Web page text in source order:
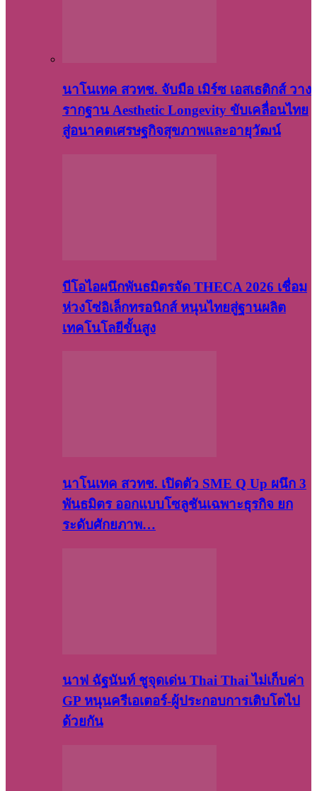
นาโนเทค สวทช. จับมือ เมิร์ซ เอสเธติกส์ วาง
รากฐาน Aesthetic Longevity ขับเคลื่อนไทย
สู่อนาคตเศรษฐกิจสุขภาพและอายุวัฒน์
บีโอไอผนึกพันธมิตรจัด THECA 2026 เชื่อม
ห่วงโซ่อิเล็กทรอนิกส์ หนุนไทยสู่ฐานผลิต
เทคโนโลยีขั้นสูง
นาโนเทค สวทช. เปิดตัว SME Q Up ผนึก 3
พันธมิตร ออกแบบโซลูชันเฉพาะธุรกิจ ยก
ระดับศักยภาพ…
นาฟ ฉัฐนันท์ ชูจุดเด่น Thai Thai ไม่เก็บค่า
GP หนุนครีเอเตอร์-ผู้ประกอบการเติบโตไป
ด้วยกัน